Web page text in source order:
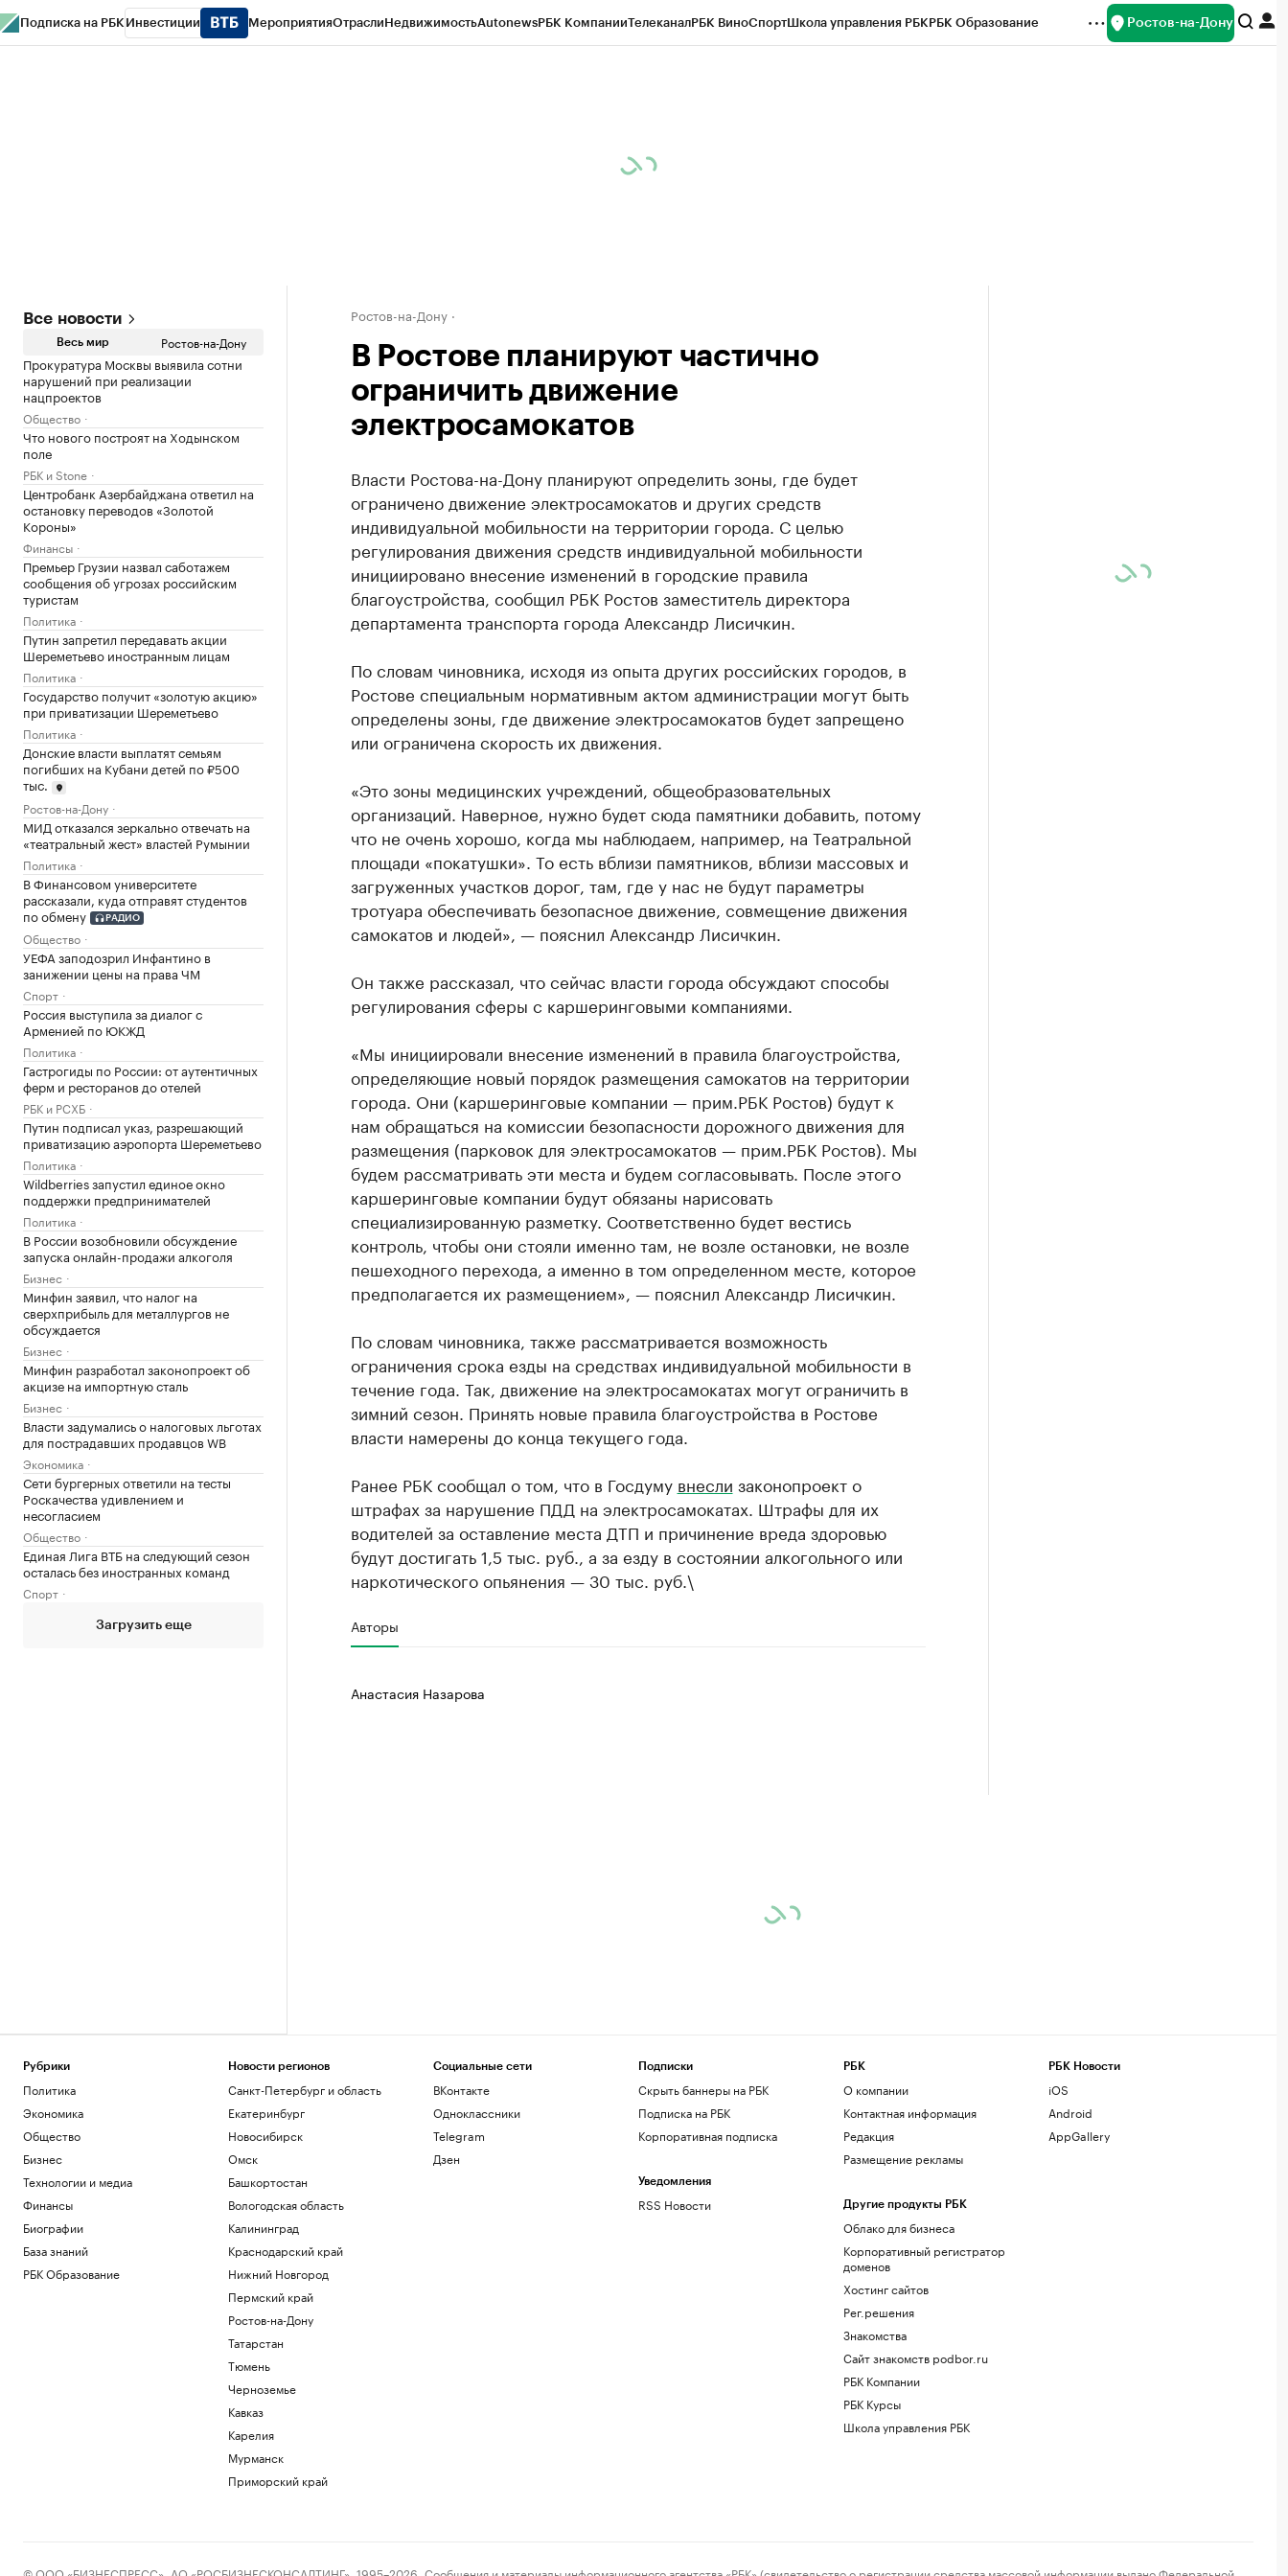
Подписка на РБК Инвестиции МероприятияОтраслиНедвижимостьAutonewsРБК КомпанииТелеканалРБК ВиноСпортШкола управления РБКРБК Образование Ростов-на-Дону
Все новости
Весь мир Ростов-на-Дону
Прокуратура Москвы выявила сотни
нарушений при реализации
нацпроектов
Общество
Что нового построят на Ходынском
поле
РБК и Stone
Центробанк Азербайджана ответил на
остановку переводов «Золотой
Короны»
Финансы
Премьер Грузии назвал саботажем
сообщения об угрозах российским
туристам
Политика
Путин запретил передавать акции
Шереметьево иностранным лицам
Политика
Государство получит «золотую акцию»
при приватизации Шереметьево
Политика
Донские власти выплатят семьям
погибших на Кубани детей по ₽500
тыс.
Ростов-на-Дону
МИД отказался зеркально отвечать на
«театральный жест» властей Румынии
Политика
В Финансовом университете
рассказали, куда отправят студентов
по обмену
РАДИО
Общество
УЕФА заподозрил Инфантино в
занижении цены на права ЧМ
Спорт
Россия выступила за диалог с
Арменией по ЮКЖД
Политика
Гастрогиды по России: от аутентичных
ферм и ресторанов до отелей
РБК и РСХБ
Путин подписал указ, разрешающий
приватизацию аэропорта Шереметьево
Политика
Wildberries запустил единое окно
поддержки предпринимателей
Политика
В России возобновили обсуждение
запуска онлайн-продажи алкоголя
Бизнес
Минфин заявил, что налог на
сверхприбыль для металлургов не
обсуждается
Бизнес
Минфин разработал законопроект об
акцизе на импортную сталь
Бизнес
Власти задумались о налоговых льготах
для пострадавших продавцов WB
Экономика
Сети бургерных ответили на тесты
Роскачества удивлением и
несогласием
Общество
Единая Лига ВТБ на следующий сезон
осталась без иностранных команд
Спорт
Загрузить еще
Ростов-на-Дону
В Ростове планируют частично
ограничить движение
электросамокатов
Власти Ростова-на-Дону планируют определить зоны, где будет
ограничено движение электросамокатов и других средств
индивидуальной мобильности на территории города. С целью
регулирования движения средств индивидуальной мобильности
инициировано внесение изменений в городские правила
благоустройства, сообщил РБК Ростов заместитель директора
департамента транспорта города Александр Лисичкин.
По словам чиновника, исходя из опыта других российских городов, в
Ростове специальным нормативным актом администрации могут быть
определены зоны, где движение электросамокатов будет запрещено
или ограничена скорость их движения.
«Это зоны медицинских учреждений, общеобразовательных
организаций. Наверное, нужно будет сюда памятники добавить, потому
что не очень хорошо, когда мы наблюдаем, например, на Театральной
площади «покатушки». То есть вблизи памятников, вблизи массовых и
загруженных участков дорог, там, где у нас не будут параметры
тротуара обеспечивать безопасное движение, совмещение движения
самокатов и людей», — пояснил Александр Лисичкин.
Он также рассказал, что сейчас власти города обсуждают способы
регулирования сферы с каршеринговыми компаниями.
«Мы инициировали внесение изменений в правила благоустройства,
определяющие новый порядок размещения самокатов на территории
города. Они (каршеринговые компании — прим.РБК Ростов) будут к
нам обращаться на комиссии безопасности дорожного движения для
размещения (парковок для электросамокатов — прим.РБК Ростов). Мы
будем рассматривать эти места и будем согласовывать. После этого
каршеринговые компании будут обязаны нарисовать
специализированную разметку. Соответственно будет вестись
контроль, чтобы они стояли именно там, не возле остановки, не возле
пешеходного перехода, а именно в том определенном месте, которое
предполагается их размещением», — пояснил Александр Лисичкин.
По словам чиновника, также рассматривается возможность
ограничения срока езды на средствах индивидуальной мобильности в
течение года. Так, движение на электросамокатах могут ограничить в
зимний сезон. Принять новые правила благоустройства в Ростове
власти намерены до конца текущего года.
Ранее РБК сообщал о том, что в Госдуму внесли законопроект о
штрафах за нарушение ПДД на электросамокатах. Штрафы для их
водителей за оставление места ДТП и причинение вреда здоровью
будут достигать 1,5 тыс. руб., а за езду в состоянии алкогольного или
наркотического опьянения — 30 тыс. руб.\
Авторы
Анастасия Назарова
Рубрики
Политика
Экономика
Общество
Бизнес
Технологии и медиа
Финансы
Биографии
База знаний
РБК Образование
Новости регионов
Санкт-Петербург и область
Екатеринбург
Новосибирск
Омск
Башкортостан
Вологодская область
Калининград
Краснодарский край
Нижний Новгород
Пермский край
Ростов-на-Дону
Татарстан
Тюмень
Черноземье
Кавказ
Карелия
Мурманск
Приморский край
Социальные сети
ВКонтакте
Одноклассники
Telegram
Дзен
Подписки
Скрыть баннеры на РБК
Подписка на РБК
Корпоративная подписка
Уведомления
RSS Новости
РБК
О компании
Контактная информация
Редакция
Размещение рекламы
Другие продукты РБК
Облако для бизнеса
Корпоративный регистратор
доменов
Хостинг сайтов
Рег.решения
Знакомства
Сайт знакомств podbor.ru
РБК Компании
РБК Курсы
Школа управления РБК
РБК Новости
iOS
Android
AppGallery